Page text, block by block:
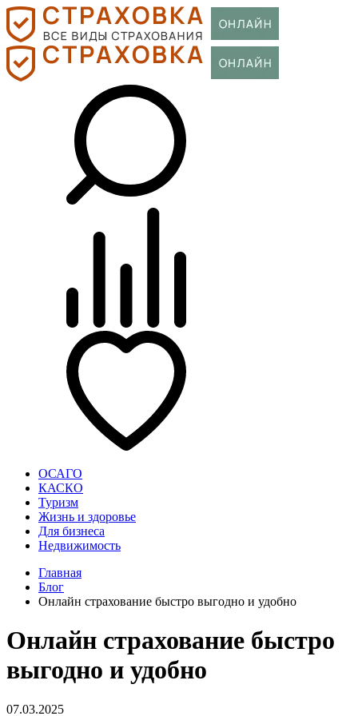
ОСАГО
КАСКО
Туризм
Жизнь и здоровье
Для бизнеса
Недвижимость
Главная
Блог
Онлайн страхование быстро выгодно и удобно
Онлайн страхование быстро
выгодно и удобно
07.03.2025